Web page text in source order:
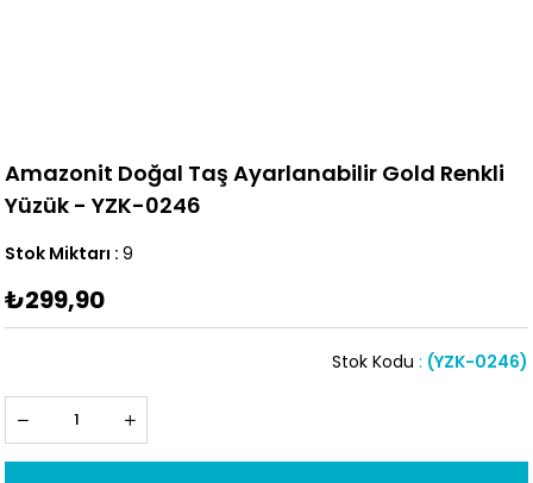
Amazonit Doğal Taş Ayarlanabilir Gold Renkli
Yüzük - YZK-0246
Stok Miktarı : 9
₺299,90
(YZK-0246)
Stok Kodu